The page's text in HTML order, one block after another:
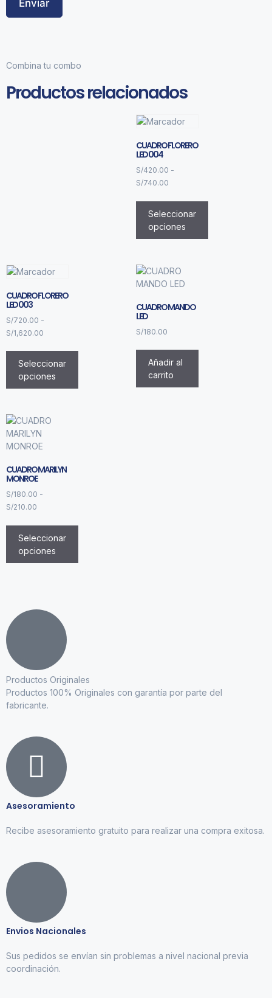
Combina tu combo
Productos relacionados
CUADRO FLORERO
LED 004
S/420.00 -
S/740.00
Seleccionar
opciones
CUADRO FLORERO
LED 003
S/720.00 -
S/1,620.00
Seleccionar
opciones
CUADRO MANDO
LED
S/180.00
Añadir al
carrito
CUADRO MARILYN
MONROE
S/180.00 -
S/210.00
Seleccionar
opciones
Productos Originales
Productos 100% Originales con garantía por parte del
fabricante.
Asesoramiento
Recibe asesoramiento gratuito para realizar una compra exitosa.
Envios Nacionales
Sus pedidos se envían sin problemas a nivel nacional previa
coordinación.